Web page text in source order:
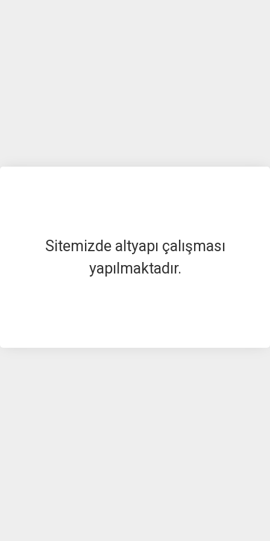
Sitemizde altyapı çalışması
yapılmaktadır.